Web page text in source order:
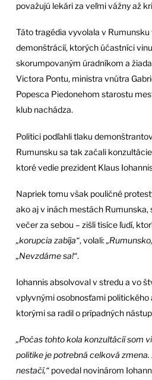
považujú lekári za veľmi vážny až
Táto tragédia vyvolala v
demonštrácií, ktorých účastníci
skorumpovaným úradníkom a
Victora Pontu, ministra vnútra
Popesca Piedonehom starostu
klub nachádza.
Politici podľahli tlaku
Rumunsku sa tak začali
ktoré vedie prezident Klaus
Napriek tomu však pouličné
ako aj v inách mestách Rumunska,
večer za sebou – zišli tisíce ľudí,
„korupcia zabíja“, volali:
„Nevzdáme sa!“.
Iohannis absolvoval v stredu a vo
vplyvnými osobnosťami politického
ktorými sa radil o prípadných
„Počas tohto kola konzultácií som
politike je potrebná celková
nestačí,“povedal novinárom